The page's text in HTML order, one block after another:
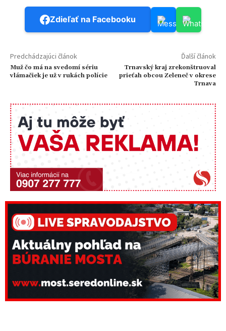
Zdieľať na Facebooku
Predchádzajúci článok
Muž čo má na svedomí sériu
vlámačiek je už v rukách polície
Ďalší článok
Trnavský kraj zrekonštruoval
prieťah obcou Zeleneč v okrese
Trnava